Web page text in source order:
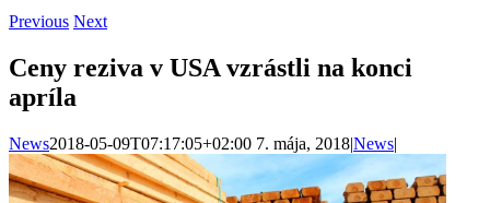
Previous Next
Ceny reziva v USA vzrástli na konci
apríla
News2018-05-09T07:17:05+02:00 7. mája, 2018|News|